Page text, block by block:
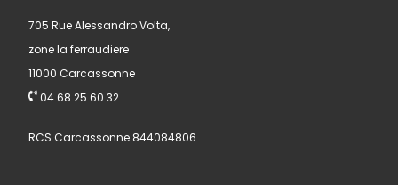
705 Rue Alessandro Volta,
zone la ferraudiere
11000 Carcassonne
04 68 25 60 32
RCS Carcassonne 844084806